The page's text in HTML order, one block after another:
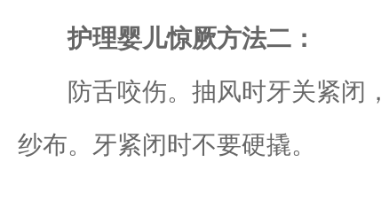
护理婴儿惊厥方法二：
防舌咬伤。抽风时牙关紧闭，
纱布。牙紧闭时不要硬撬。